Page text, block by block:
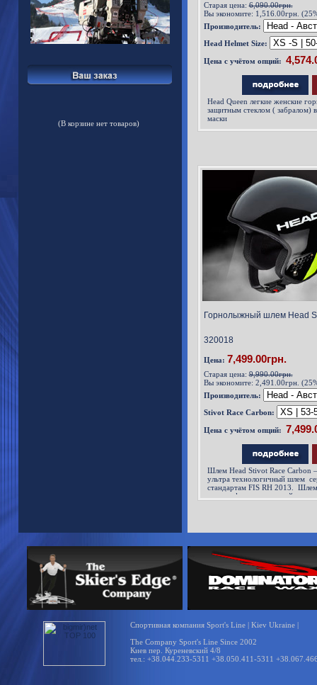
(В корзине нет товаров)
Старая цена:6,090.00грн.
Вы экономите: 1,516.00грн.
Производитель:
Head Helmet Size:
Цена с учётом опций:
Head Queen легкие женские
защитным стеклом (
маски
Горнолыжный шлем Head
320018
Цена: 7,499.00грн.
Старая цена:9,990.00грн.
Вы экономите: 2,491.00грн.
Производитель:
Stivot Race Carbon:
Цена с учётом опций:
Шлем Head Stivot Race Carbon
ультра технологичный шлем
стандартам FIS RH 2013.
голографическую наклейку и
Спортивная компания Sport's Line | Kiev Ukraine |
The Company Sport's Line Since 2002
Киев пер. Куреневский 4/8
тел.: +38.044.233-5311 +38.050.411-5311